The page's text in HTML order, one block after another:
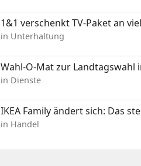
1&1 verschenkt TV-Paket an
in Unterhaltung
Wahl-O-Mat zur Landtagswahl
in Dienste
IKEA Family ändert sich: Das
in Handel